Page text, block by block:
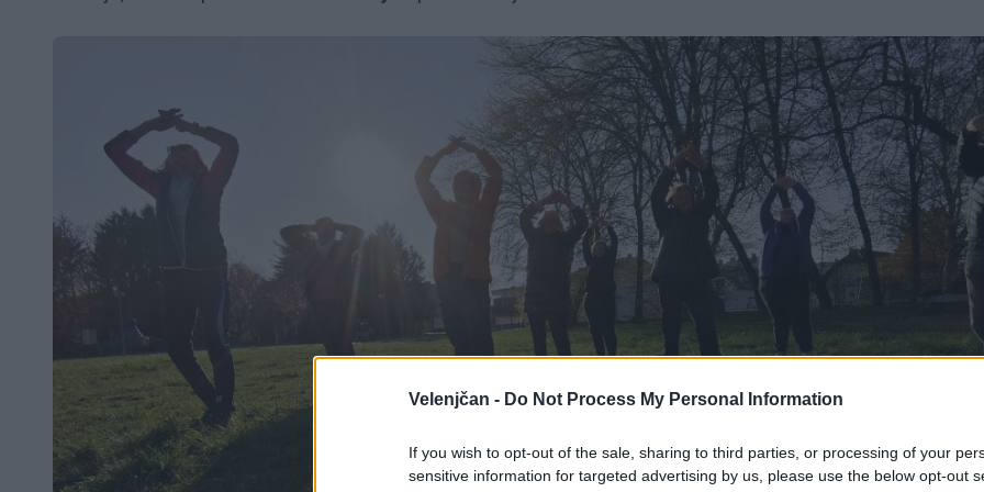
Velenjčan - Do Not Process My Personal Information
If you wish to opt-out of the sale, sharing to third parties, or processing of your
sensitive information for targeted advertising by us, please use the below opt-out